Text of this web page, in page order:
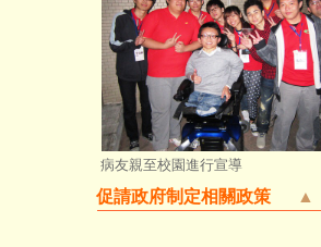
病友親至校園進行宣導
促請政府制定相關政策 ▲